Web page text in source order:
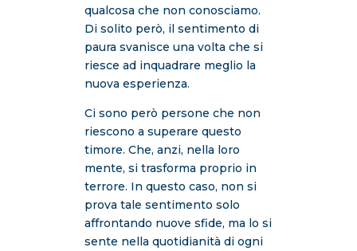
qualcosa che non conosciamo.
Di solito però, il sentimento di
paura svanisce una volta che si
riesce ad inquadrare meglio la
nuova esperienza.
Ci sono però persone che non
riescono a superare questo
timore. Che, anzi, nella loro
mente, si trasforma proprio in
terrore. In questo caso, non si
prova tale sentimento solo
affrontando nuove sfide, ma lo si
sente nella quotidianità di ogni